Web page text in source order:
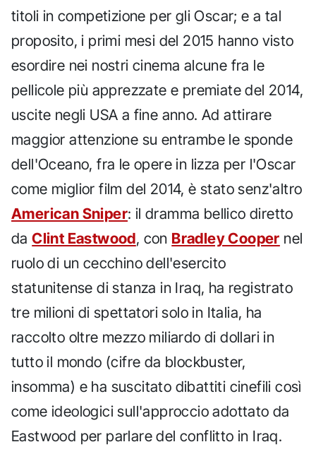
titoli in competizione per gli Oscar; e a tal
proposito, i primi mesi del 2015 hanno visto
esordire nei nostri cinema alcune fra le
pellicole più apprezzate e premiate del 2014,
uscite negli USA a fine anno. Ad attirare
maggior attenzione su entrambe le sponde
dell'Oceano, fra le opere in lizza per l'Oscar
come miglior film del 2014, è stato senz'altro
American Sniper: il dramma bellico diretto
daClint Eastwood, con Bradley Cooper nel
ruolo di un cecchino dell'esercito
statunitense di stanza in Iraq, ha registrato
tre milioni di spettatori solo in Italia, ha
raccolto oltre mezzo miliardo di dollari in
tutto il mondo (cifre da blockbuster,
insomma) e ha suscitato dibattiti cinefili così
come ideologici sull'approccio adottato da
Eastwood per parlare del conflitto in Iraq.